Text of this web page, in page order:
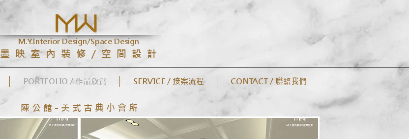
M.Y.Interior Design/Space Design
墨 映 室 內 裝 修 / 空 間 設 計
PORTFOLIO / 作品欣賞 SERVICE / 接案流程 CONTACT / 聯絡我們
陳 公 館 - 美 式 古 典 小 會 所